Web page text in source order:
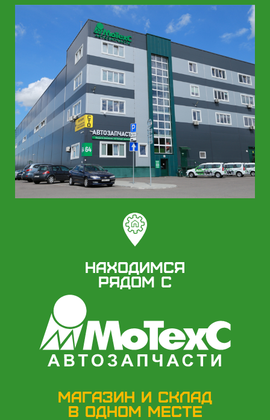
Находимся
рядом с
Магазин и склад
в одном месте